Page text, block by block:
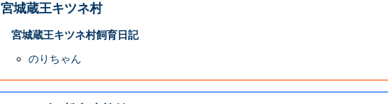
宮城蔵王キツネ村
宮城蔵王キツネ村飼育日記
のりちゃん